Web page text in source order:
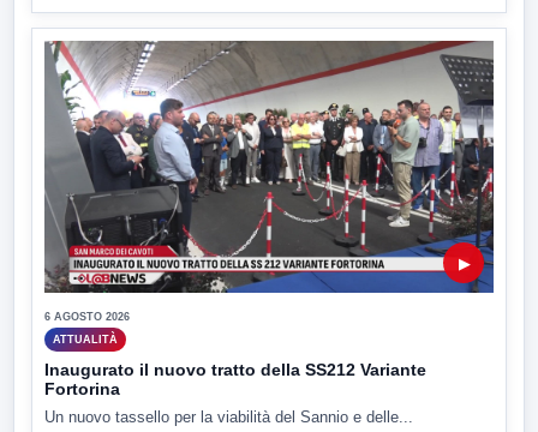
▶
6 AGOSTO 2026
ATTUALITÀ
Inaugurato il nuovo tratto della SS212 Variante
Fortorina
Un nuovo tassello per la viabilità del Sannio e delle...